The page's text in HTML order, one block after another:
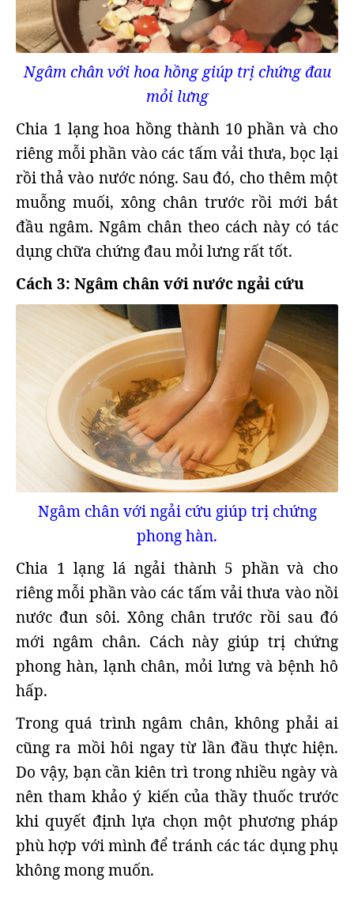
Ngâm chân với hoa hồng giúp trị chứng đau
mỏi lưng
Chia 1 lạng hoa hồng thành 10 phần và cho
riêng mỗi phần vào các tấm vải thưa, bọc lại
rồi thả vào nước nóng. Sau đó, cho thêm một
muỗng muối, xông chân trước rồi mới bắt
đầu ngâm. Ngâm chân theo cách này có tác
dụng chữa chứng đau mỏi lưng rất tốt.
Cách 3: Ngâm chân với nước ngải cứu
Ngâm chân với ngải cứu giúp trị chứng
phong hàn.
Chia 1 lạng lá ngải thành 5 phần và cho
riêng mỗi phần vào các tấm vải thưa vào nồi
nước đun sôi. Xông chân trước rồi sau đó
mới ngâm chân. Cách này giúp trị chứng
phong hàn, lạnh chân, mỏi lưng và bệnh hô
hấp.
Trong quá trình ngâm chân, không phải ai
cũng ra mồi hôi ngay từ lần đầu thực hiện.
Do vậy, bạn cần kiên trì trong nhiều ngày và
nên tham khảo ý kiến của thầy thuốc trước
khi quyết định lựa chọn một phương pháp
phù hợp với mình để tránh các tác dụng phụ
không mong muốn.